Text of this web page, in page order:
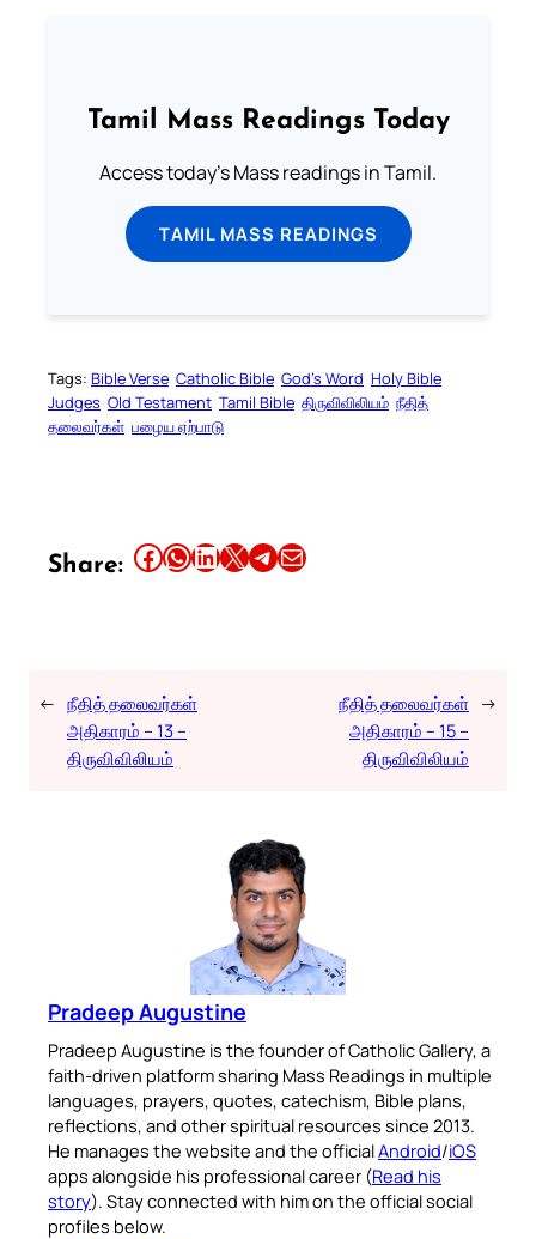
Tamil Mass Readings Today
Access today's Mass readings in Tamil.
TAMIL MASS READINGS
Tags: Bible Verse Catholic Bible God’s Word Holy Bible
Judges Old Testament Tamil Bible திருவிவிலியம் நீதித்
தலைவர்கள் பழைய ஏற்பாடு
Share: Share this article on Facebook Share this article on WhatsApp Share this article on LinkedIn Share this article on X Share this article on TelegramEmail this Article
← நீதித் தலைவர்கள்
அதிகாரம் – 13 –
திருவிவிலியம்
நீதித் தலைவர்கள்
அதிகாரம் – 15 –
திருவிவிலியம்
→
Pradeep Augustine
Pradeep Augustine is the founder of Catholic Gallery, a
faith-driven platform sharing Mass Readings in multiple
languages, prayers, quotes, catechism, Bible plans,
reflections, and other spiritual resources since 2013.
He manages the website and the officialAndroid/iOS
apps alongside his professional career (Read his
story). Stay connected with him on the official social
profiles below.